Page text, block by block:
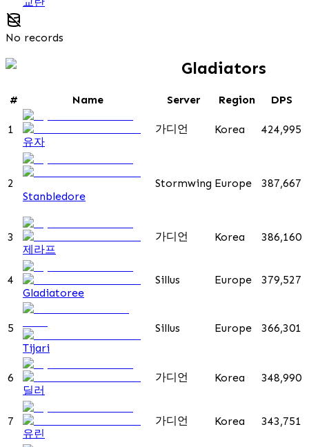
No records
Gladiators
# Name Server Region DPS
1
유자
가디언 Korea 424,995
2
Stanbledore
Stormwing Europe 387,667
3
제라프
가디언 Korea 386,160
4
Gladiatoree
Sillus Europe 379,527
5
Tijari
Sillus Europe 366,301
6
딜러
가디언 Korea 348,990
7
유린
가디언 Korea 343,751